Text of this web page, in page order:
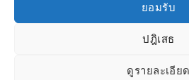
ยอมรับ
ปฎิเสธ
ดูรายละเอียด